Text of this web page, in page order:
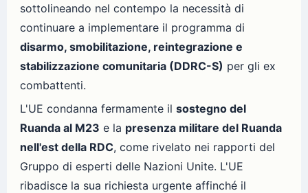
sottolineando nel contempo la necessità di
continuare a implementare il programma di
disarmo, smobilitazione, reintegrazione e
stabilizzazione comunitaria (DDRC-S) per gli ex
combattenti.
L'UE condanna fermamente il sostegno del
Ruanda al M23 e la presenza militare del Ruanda
nell'est della RDC, come rivelato nei rapporti del
Gruppo di esperti delle Nazioni Unite. L'UE
ribadisce la sua richiesta urgente affinché il